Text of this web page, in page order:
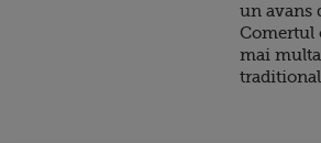
un avans
Comertul
mai
traditional